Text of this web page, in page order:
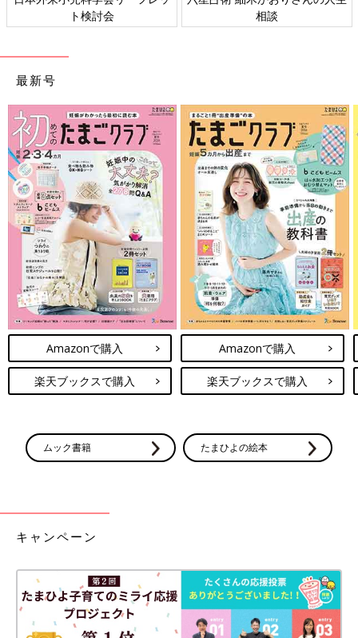
ト検討会
相談
最新号
Amazonで購入
楽天ブックスで購入
Amazonで購入
楽天ブックスで購入
ムック書籍 たまひよの絵本
キャンペーン